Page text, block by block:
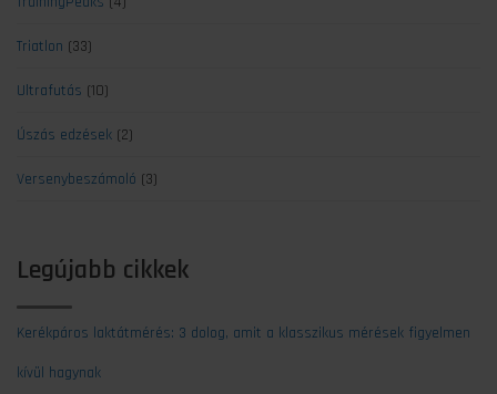
Triatlon (33)
Ultrafutás (10)
Úszás edzések (2)
Versenybeszámoló (3)
Legújabb cikkek
Kerékpáros laktátmérés: 3 dolog, amit a klasszikus mérések figyelmen
kívül hagynak